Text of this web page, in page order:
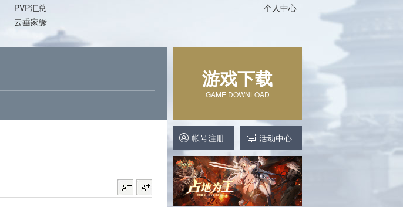
PVP汇总
云垂家缘
个人中心
游戏下载
GAME DOWNLOAD
帐号注册 活动中心